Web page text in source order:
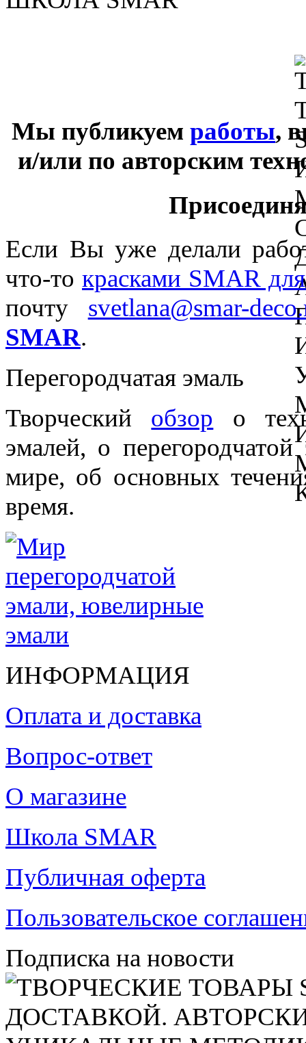
Мы публикуем работы,
и/или по авторским
Если Вы уже делали
что-то красками SMAR
почту svetlana@smar-
SMAR.
Перегородчатая эмаль
Творческий обзор о
эмалей, о
мире, об основных
время.
ИНФОРМАЦИЯ
Оплата и доставка
Вопрос-ответ
О магазине
Школа SMAR
Публичная оферта
Пользовательское
Подписка на новости